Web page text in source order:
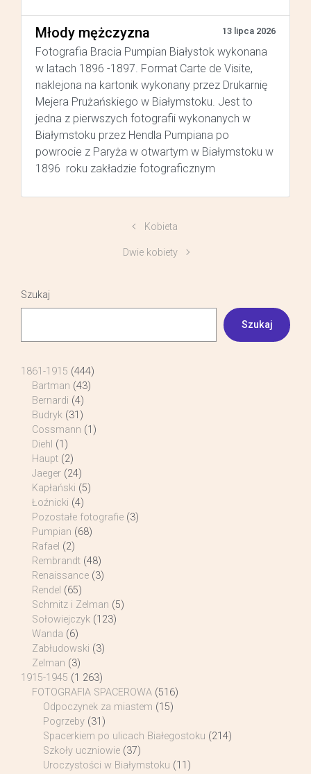
Młody mężczyzna 13 lipca 2026
Fotografia Bracia Pumpian Białystok wykonana
w latach 1896 -1897. Format Carte de Visite,
naklejona na kartonik wykonany przez Drukarnię
Mejera Prużańskiego w Białymstoku. Jest to
jedna z pierwszych fotografii wykonanych w
Białymstoku przez Hendla Pumpiana po
powrocie z Paryża w otwartym w Białymstoku w
1896 roku zakładzie fotograficznym
Kobieta
Dwie kobiety
Szukaj
Szukaj
1861-1915 (444)
Bartman (43)
Bernardi (4)
Budryk (31)
Cossmann (1)
Diehl (1)
Haupt (2)
Jaeger (24)
Kapłański (5)
Łoźnicki (4)
Pozostałe fotografie (3)
Pumpian (68)
Rafael (2)
Rembrandt (48)
Renaissance (3)
Rendel (65)
Schmitz i Zelman (5)
Sołowiejczyk (123)
Wanda (6)
Zabłudowski (3)
Zelman (3)
1915-1945 (1 263)
FOTOGRAFIA SPACEROWA (516)
Odpoczynek za miastem (15)
Pogrzeby (31)
Spacerkiem po ulicach Białegostoku (214)
Szkoły uczniowie (37)
Uroczystości w Białymstoku (11)